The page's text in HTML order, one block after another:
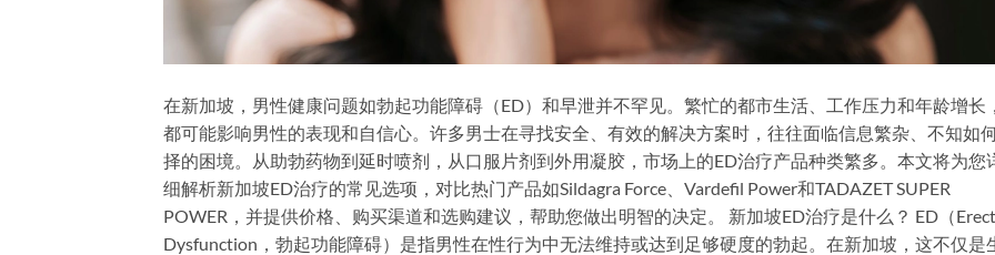
在新加坡，男性健康问题如勃起功能障碍（ED）和早泄并不罕见。繁忙的都市生活、工作压力和年龄增长
都可能影响男性的表现和自信心。许多男士在寻找安全、有效的解决方案时，往往面临信息繁杂、不知如
择的困境。从助勃药物到延时喷剂，从口服片剂到外用凝胶，市场上的ED治疗产品种类繁多。本文将为您
细解析新加坡ED治疗的常见选项，对比热门产品如Sildagra Force、Vardefil Power和TADAZET SUPER
POWER，并提供价格、购买渠道和选购建议，帮助您做出明智的决定。 新加坡ED治疗是什么？ ED（
Dysfunction，勃起功能障碍）是指男性在性行为中无法维持或达到足够硬度的勃起。在新加坡，这不仅是